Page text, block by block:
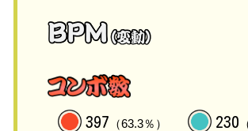
397 （63.3％） 230